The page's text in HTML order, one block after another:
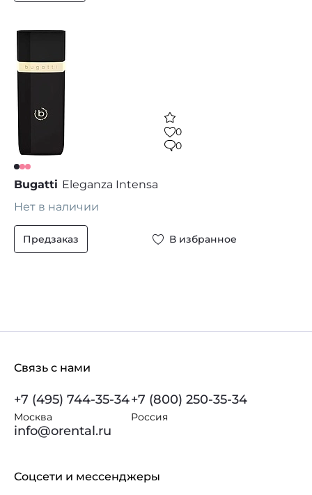
0
0
Bugatti Eleganza Intensa
Нет в наличии
Предзаказ В избранное
Связь с нами
+7 (495) 744-35-34
Москва
+7 (800) 250-35-34
Россия
info@orental.ru
Соцсети и мессенджеры